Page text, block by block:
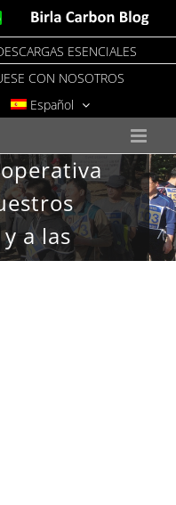
Birla
Blog
ESENCIALES
CON NOSOTROS
Español
a las